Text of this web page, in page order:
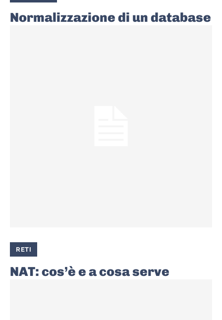
Normalizzazione di un database
RETI
NAT: cos’è e a cosa serve